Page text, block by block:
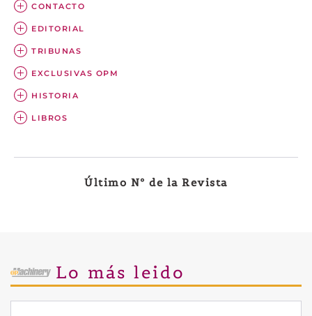
CONTACTO
EDITORIAL
TRIBUNAS
EXCLUSIVAS OPM
HISTORIA
LIBROS
Último Nº de la Revista
Lo más leido